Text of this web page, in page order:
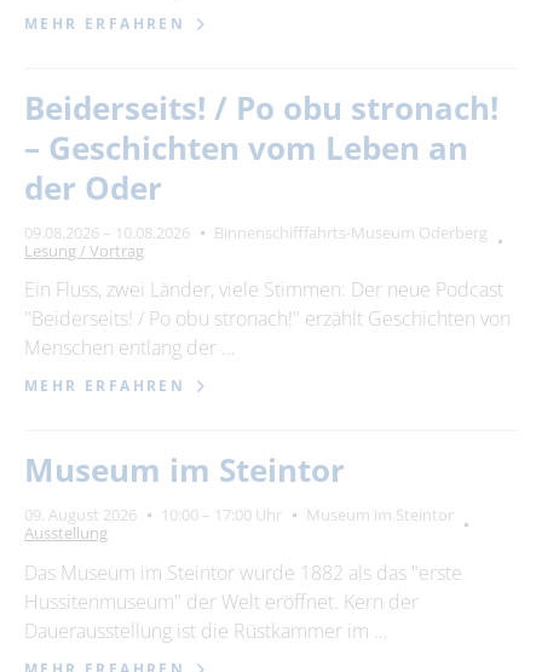
MEHR ERFAHREN
Beiderseits! / Po obu stronach!
– Geschichten vom Leben an
der Oder
09.08.2026 – 10.08.2026
Binnenschifffahrts-Museum Oderberg
Lesung / Vortrag
Ein Fluss, zwei Länder, viele Stimmen: Der neue Podcast
"Beiderseits! / Po obu stronach!" erzählt Geschichten von
Menschen entlang der …
MEHR ERFAHREN
Museum im Steintor
09. August 2026 10:00 – 17:00 Uhr
Museum im Steintor
Ausstellung
Das Museum im Steintor wurde 1882 als das "erste
Hussitenmuseum" der Welt eröffnet. Kern der
Dauerausstellung ist die Rüstkammer im …